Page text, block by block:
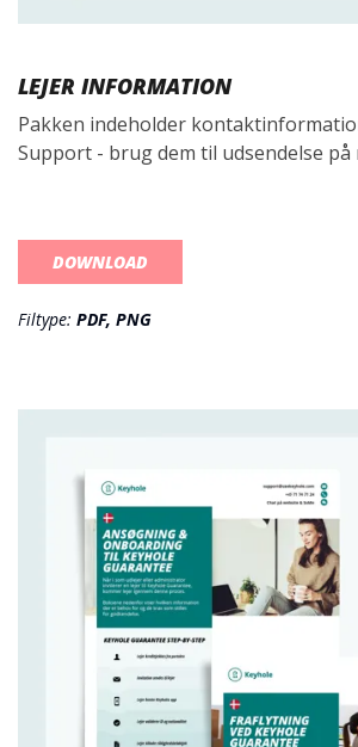
LEJER INFORMATION
Pakken indeholder
Support - brug dem til udsendelse på
DOWNLOAD
Filtype: PDF, PNG